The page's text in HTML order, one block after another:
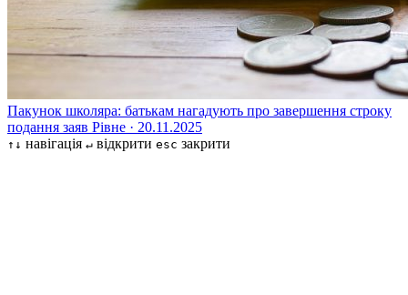
Пакунок школяра: батькам нагадують про завершення строку
подання заяв Рівне · 20.11.2025
↑↓ навігація ↵ відкрити esc закрити